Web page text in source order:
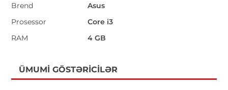
Brend
Asus
Prosessor
Core i3
RAM
4 GB
ÜMUMI GÖSTƏRICILƏR